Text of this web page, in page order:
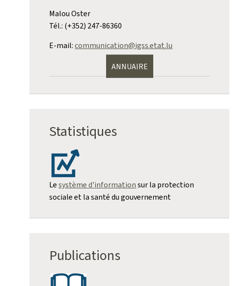
Malou Oster
Tél.: (+352) 247-86360
E-mail:communication@igss.etat.lu
ANNUAIRE
Statistiques
Lesystème d'informationsur la protection
sociale et la santé du gouvernement
Publications